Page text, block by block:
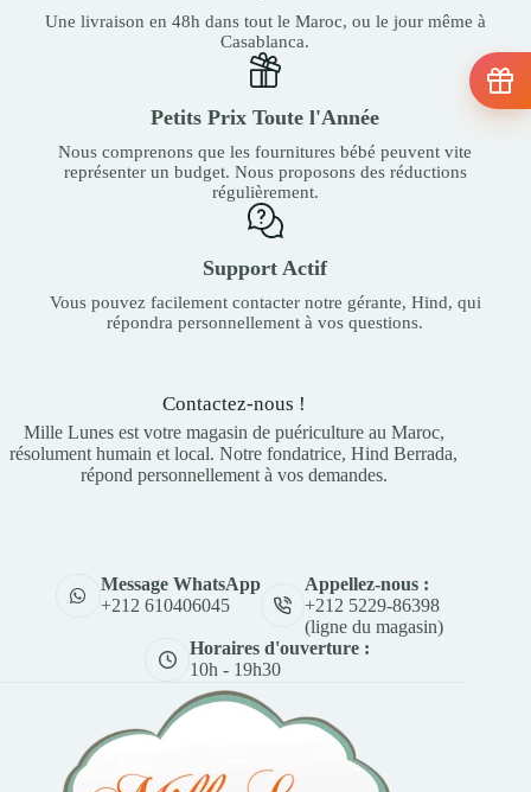
Une livraison en 48h dans tout le Maroc, ou le jour même à
Casablanca.
Petits Prix Toute l'Année
Nous comprenons que les fournitures bébé peuvent vite
représenter un budget. Nous proposons des réductions
régulièrement.
Support Actif
Vous pouvez facilement contacter notre gérante, Hind, qui
répondra personnellement à vos questions.
Contactez-nous !
Mille Lunes est votre magasin de puériculture au Maroc,
résolument humain et local. Notre fondatrice, Hind Berrada,
répond personnellement à vos demandes.
Message WhatsApp
+212 610406045
Appellez-nous :
+212 5229-86398
(ligne du magasin)
Horaires d'ouverture :
10h - 19h30